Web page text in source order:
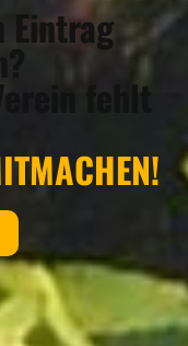
Eintrag
fehlt